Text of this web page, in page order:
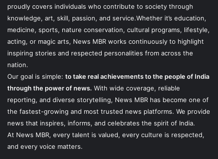
proudly covers individuals who contribute to society through
knowledge, art, skill, passion, and service.Whether it’s education,
medicine, sports, nature conservation, cultural programs, lifestyle,
acting, or magic arts, News MBR works continuously to highlight
inspiring stories and respected personalities from across the
nation.
Our goal is simple: to take real achievements to the people of India
through the power of news. With wide coverage, reliable
reporting, and diverse storytelling, News MBR has become one of
the fastest-growing and most trusted news platforms. We provide
news that inspires, informs, and celebrates the spirit of India.
At News MBR, every talent is valued, every culture is respected,
and every voice matters.